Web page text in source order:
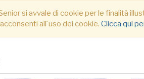
si avvale di cookie per le finalità
all´uso dei cookie. Clicca qui